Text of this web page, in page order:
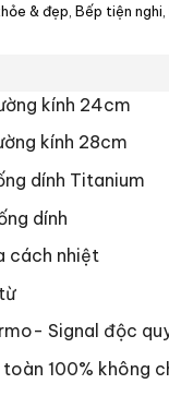
& đẹp Bếp tiện nghi
kính 24cm
kính 28cm
dính Titanium
dính
cách nhiệt
Signal độc
100% không